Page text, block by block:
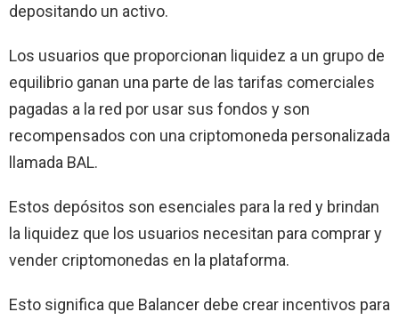
depositando un activo.
Los usuarios que proporcionan liquidez a un grupo de
equilibrio ganan una parte de las tarifas comerciales
pagadas a la red por usar sus fondos y son
recompensados ​​con una criptomoneda personalizada
llamada BAL.
Estos depósitos son esenciales para la red y brindan
la liquidez que los usuarios necesitan para comprar y
vender criptomonedas en la plataforma.
Esto significa que Balancer debe crear incentivos para